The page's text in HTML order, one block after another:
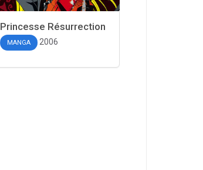
Princesse Résurrection
MANGA 2006